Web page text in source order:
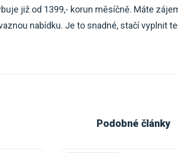
již od 1399,- korun měsíčně. Máte
nabídku. Je to snadné, stačí vyplnit
Podobné články